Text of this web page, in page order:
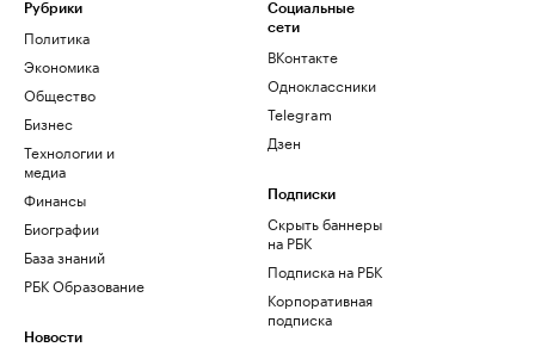
Рубрики
Политика
Экономика
Общество
Бизнес
Технологии и
медиа
Финансы
Биографии
База знаний
РБК Образование
Новости
Социальные
сети
ВКонтакте
Одноклассники
Telegram
Дзен
Подписки
Скрыть баннеры
на РБК
Подписка на РБК
Корпоративная
подписка